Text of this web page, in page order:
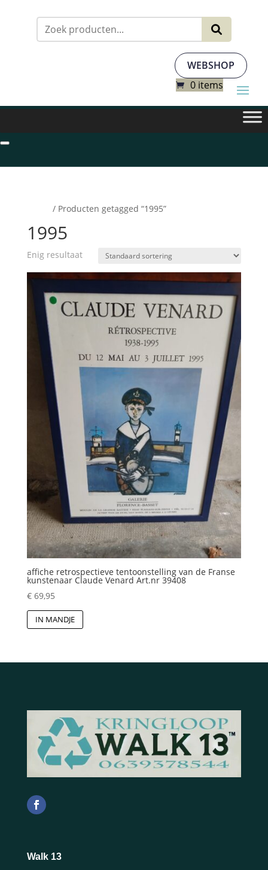
WEBSHOP
0 items
/ Producten getagged “1995”
1995
Enig resultaat
affiche retrospectieve tentoonstelling van de Franse
kunstenaar Claude Venard Art.nr 39408
€69,95
IN MANDJE
Walk 13